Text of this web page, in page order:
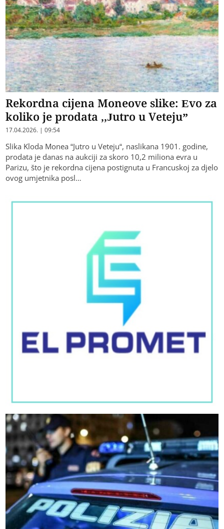
Rekordna cijena Moneove slike: Evo za
koliko je prodata ,,Jutro u Veteju”
17.04.2026. | 09:54
Slika Kloda Monea “Jutro u Veteju“, naslikana 1901. godine,
prodata je danas na aukciji za skoro 10,2 miliona evra u
Parizu, što je rekordna cijena postignuta u Francuskoj za djelo
ovog umjetnika posl…